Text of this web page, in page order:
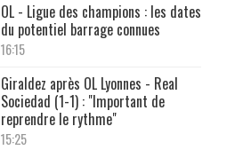
OL - Ligue des champions : les dates
du potentiel barrage connues
16:15
Giraldez après OL Lyonnes - Real
Sociedad (1-1) : "Important de
reprendre le rythme"
15:25